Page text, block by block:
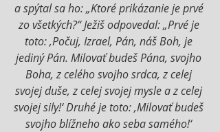
a spýtal sa ho: „Ktoré prikázanie je prvé
zo všetkých?“ Ježiš odpovedal: „Prvé je
toto: ‚Počuj, Izrael, Pán, náš Boh, je
jediný Pán. Milovať budeš Pána, svojho
Boha, z celého svojho srdca, z celej
svojej duše, z celej svojej mysle a z celej
svojej sily!‘ Druhé je toto: ‚Milovať budeš
svojho blížneho ako seba samého!‘